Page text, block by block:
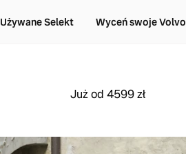
Używane Selekt Wyceń swoje Volvo
Już od 4599 zł